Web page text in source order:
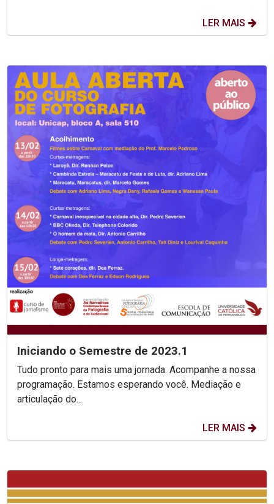
LER MAIS
Iniciando o Semestre de 2023.1
Tudo pronto para mais uma jornada. Acompanhe a nossa
programação. Estamos esperando você. Mediação e
articulação do...
LER MAIS